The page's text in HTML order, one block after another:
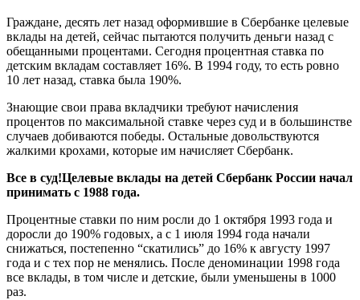
Граждане, десять лет назад оформившие в Сбербанке целевые
вклады на детей, сейчас пытаются получить деньги назад с
обещанными процентами. Сегодня процентная ставка по
детским вкладам составляет 16%. В 1994 году, то есть ровно
10 лет назад, ставка была 190%.
Знающие свои права вкладчики требуют начисления
процентов по максимальной ставке через суд и в большинстве
случаев добиваются победы. Остальные довольствуются
жалкими крохами, которые им начисляет Сбербанк.
Все в суд!Целевые вклады на детей Сбербанк России начал
принимать с 1988 года.
Процентные ставки по ним росли до 1 октября 1993 года и
доросли до 190% годовых, а с 1 июля 1994 года начали
снижаться, постепенно “скатились” до 16% к августу 1997
года и с тех пор не менялись. После деноминации 1998 года
все вклады, в том числе и детские, были уменьшены в 1000
раз.